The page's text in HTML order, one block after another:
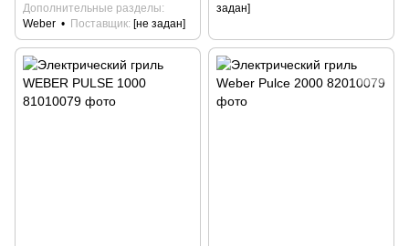
Дополнительные разделы
Weber
Поставщик [не задан]
задан]